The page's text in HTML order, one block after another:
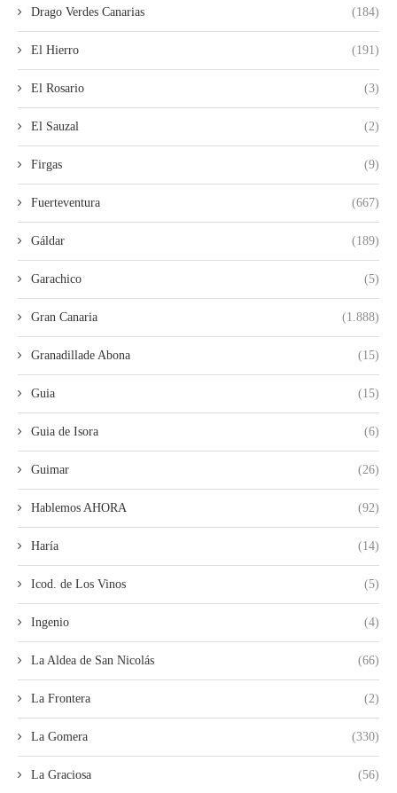
Drago Verdes Canarias (184)
El Hierro (191)
El Rosario (3)
El Sauzal (2)
Firgas (9)
Fuerteventura (667)
Gáldar (189)
Garachico (5)
Gran Canaria (1.888)
Granadillade Abona (15)
Guia (15)
Guia de Isora (6)
Guimar (26)
Hablemos AHORA (92)
Haría (14)
Icod. de Los Vinos (5)
Ingenio (4)
La Aldea de San Nicolás (66)
La Frontera (2)
La Gomera (330)
La Graciosa (56)